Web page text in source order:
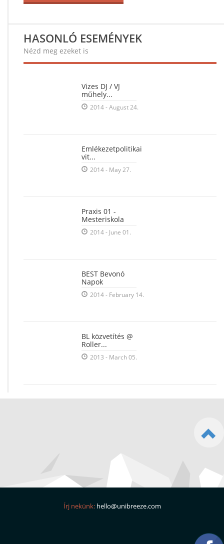
HASONLÓ ESEMÉNYEK
Nézd meg ezeket is
Vizes DJ / VJ
műhely...
2014 - August 24.
Emlékezetpolitikai
vit...
2014 - May 27.
Praxis 01 -
Mesteriskola
2014 - June 01.
BEST Bevonó
Napok
2014 - February 14.
BL közvetítés @
Roller...
2013 - March 05.
Írj nekünk: hello@unibreeze.com